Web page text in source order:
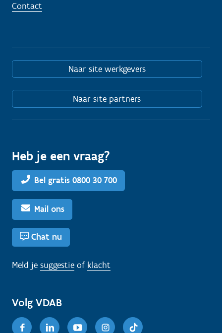
Contact
Naar site werkgevers
Naar site partners
Heb je een vraag?
Bel gratis 0800 30 700
Mail ons
Chat nu
Meld je suggestie of klacht
Volg VDAB
FacebookLinkedinYoutubeInstagram